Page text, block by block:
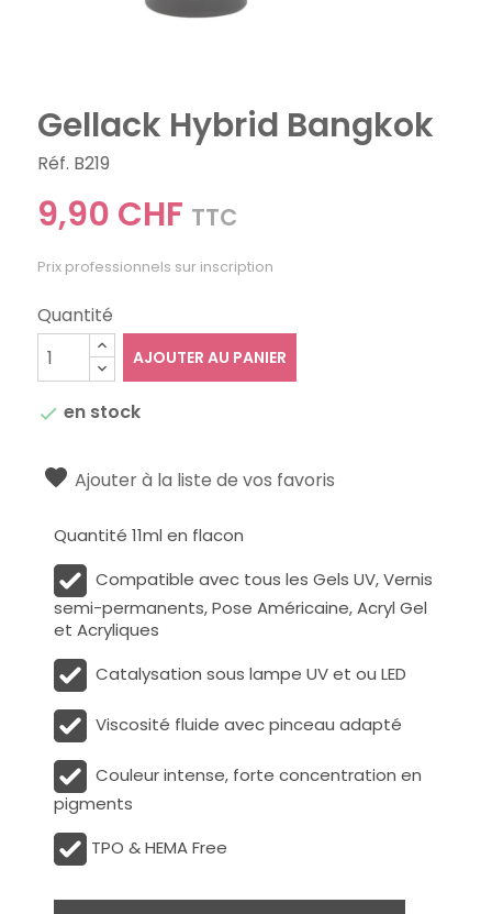
Gellack Hybrid Bangkok
Réf. B219
9,90 CHF TTC
Prix professionnels sur inscription
Quantité
AJOUTER AU PANIER
 en stock
Ajouter à la liste de vos favoris
Quantité 11ml en flacon
Compatible avec tous les Gels UV, Vernis
semi-permanents, Pose Américaine, Acryl Gel
et Acryliques
Catalysation sous lampe UV et ou LED
Viscosité fluide avec pinceau adapté
Couleur intense, forte concentration en
pigments
TPO & HEMA Free